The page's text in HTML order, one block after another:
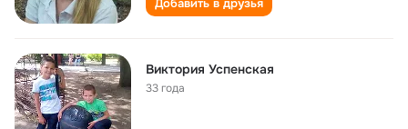
Добавить в друзья
Виктория Успенская
33 года